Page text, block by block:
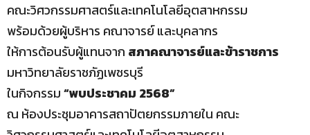
คณะวิศวกรรมศาสตร์และเทคโนโลยีอุตสาหกรรม
พร้อมด้วยผู้บริหาร คณาจารย์ และบุคลากร
ให้การต้อนรับผู้แทนจาก สภาคณาจารย์และข้าราชการ
มหาวิทยาลัยราชภัฏเพชรบุรี
ในกิจกรรม“พบประชาคม 2568”
ณ ห้องประชุมอาคารสถาปัตยกรรมภายใน คณะ